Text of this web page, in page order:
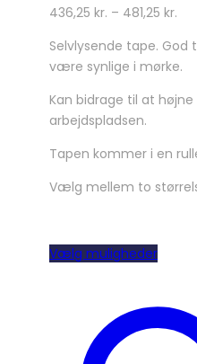
436,25 kr. – 481,25 kr.
Selvlysende tape. God
være synlige i mørke.
Kan bidrage til at
arbejdspladsen.
Tapen kommer i en
Vælg mellem to
Vælg mulighederDette
flere